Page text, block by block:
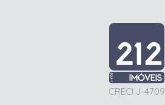
CRECI J-4709